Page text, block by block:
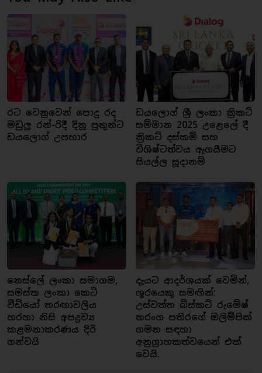
රට වෙනුවෙන් පොදු රද
මඩුලු රන්-රිදී දිනූ පුතුන්ට
ඩයලොග් උපහාර
ඩයලොග් ශ්‍රී ලංකා ක්‍රිකට්
සම්මාන 2025 උළෙලේ දී
ක්‍රිකට් දස්කම් සහ
විශිෂ්ටත්වය ඇගයීමට
සියල්ල සූදානම්
නෙස්ලේ ලංකා සමාගම,
සමස්ත ලංකා කෙටි
වීඩියෝ තරඟාවලිය
හරහා නිසි අපද්‍රව්‍ය
කළමනාකරණය දිරි
ගන්වයි
දැයට ආදර්ශයක් වෙමින්,
ශූරයෙකු සමඟින්:
උස්වත්ත බිස්කට් රුමේෂ්
තරංග පතිරගේ ඔලිම්පික්
ගමන සඳහා
අනුග්‍රාහකත්වයෙන් එක්
වෙයි.